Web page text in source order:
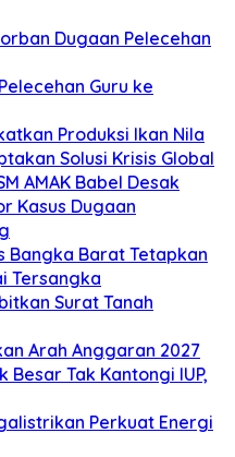
Dugaan Pelecehan
Guru ke
Produksi Ikan Nila
Solusi Krisis Global
AMAK Babel Desak
Kasus Dugaan
Bangka Barat Tetapkan
Tersangka
Surat Tanah
Arah Anggaran 2027
Besar Tak Kantongi IUP,
Perkuat Energi